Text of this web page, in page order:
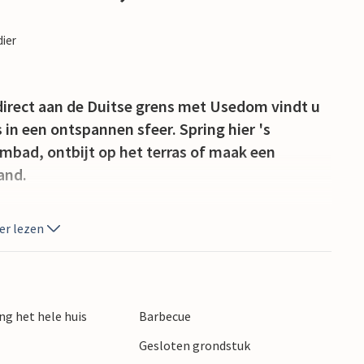
aan de Duitse grens met Usedom vindt u
een ontspannen sfeer. Spring hier 's
ontbijt op het terras of maak een
met dat van de Zuidzee, want het
in een huis dat volledig uit hout bestaat, dat
en de mogelijkheid van excursies naar
lezen
het hele huis
Barbecue
Gesloten grondstuk